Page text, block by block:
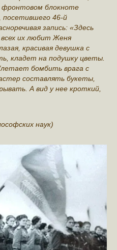
фронтовом блокноте
посетившего 46-й
запись: «Здесь
их любит Женя
красивая девушка с
кладет на подушку цветы.
бомбить врага с
составлять букеты,
А вид у нее кроткий,
наук)